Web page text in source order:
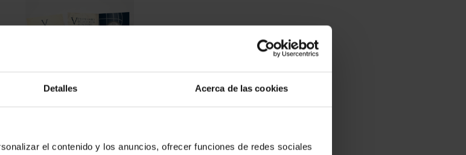
Detalles Acerca de las cookies
el contenido y los anuncios, ofrecer funciones de redes sociales
64,00 €